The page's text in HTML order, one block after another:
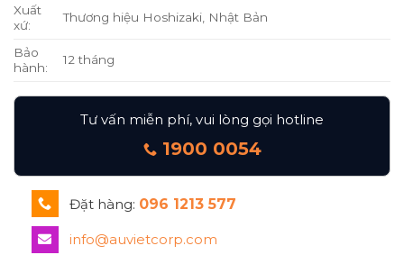
Xuất
xứ:
Thương hiệu Hoshizaki, Nhật Bản
Bảo
hành:
12 tháng
Tư vấn miễn phí, vui lòng gọi hotline
1900 0054
Đặt hàng: 096 1213 577
info@auvietcorp.com